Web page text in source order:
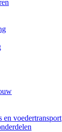
en voedertransport